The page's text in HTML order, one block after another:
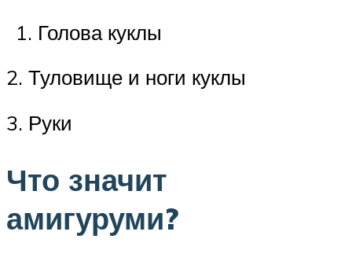
Голова куклы
2. Туловище и ноги куклы
3. Руки
Что значит
амигуруми?